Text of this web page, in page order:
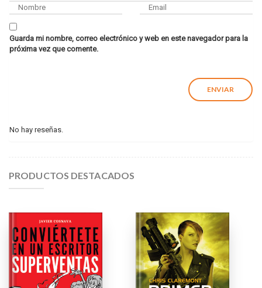
Guarda mi nombre, correo electrónico y web en este navegador para la
próxima vez que comente.
No hay reseñas.
PRODUCTOS DESTACADOS